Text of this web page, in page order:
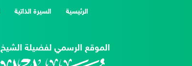
الرئيسية
(current) السيرة الذاتية
الموقع الرسمي لفضيلة الشيخ